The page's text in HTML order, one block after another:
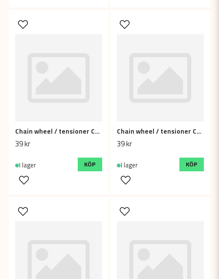
Chain wheel / tensioner Concave, 10mm Green
39 kr
I lager KÖP
Chain wheel / tensioner Concave, 10mm Orange
39 kr
I lager KÖP